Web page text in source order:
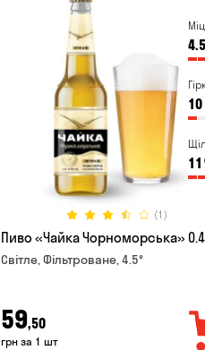
4.5
10
11
(1)
Пиво «Чайка Чорноморська»
Світле, Фільтроване, 4.5°
59,50
грн за 1 шт